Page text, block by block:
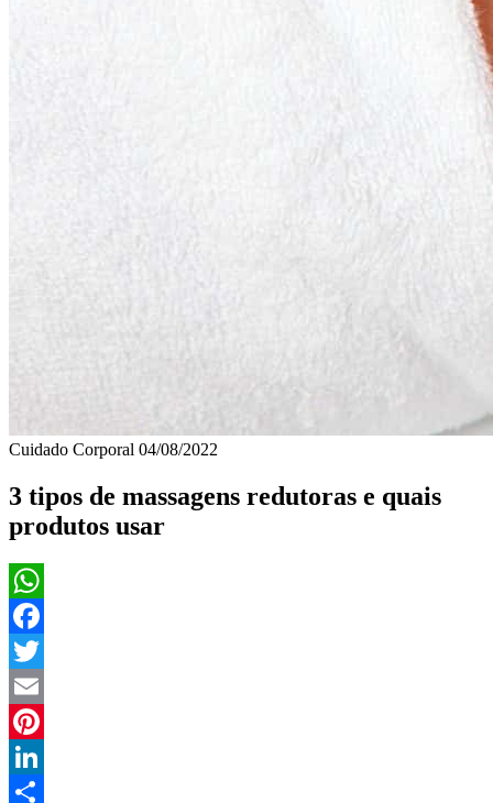
Cuidado Corporal 04/08/2022
3 tipos de massagens redutoras e quais
produtos usar
WhatsApp
Facebook
Twitter
Email
Pinterest
LinkedIn